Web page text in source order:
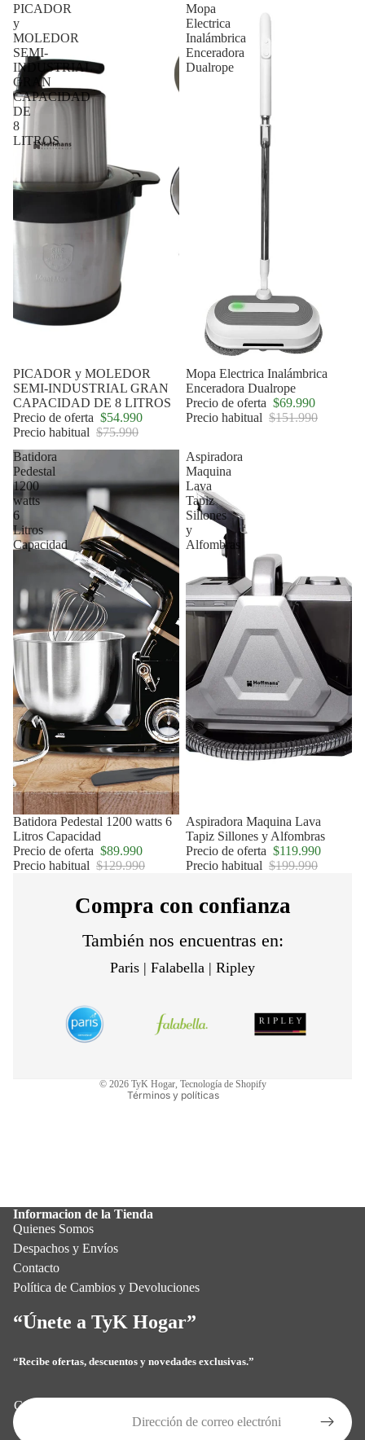
PICADOR
y
MOLEDOR
SEMI-
INDUSTRIAL
GRAN
CAPACIDAD
DE
8
LITROS
Oferta
PICADOR y MOLEDOR
SEMI-INDUSTRIAL GRAN
CAPACIDAD DE 8 LITROS
Precio de oferta $54.990
Precio habitual $75.990
Mopa
Electrica
Inalámbrica
Enceradora
Dualrope
Oferta
Mopa Electrica Inalámbrica
Enceradora Dualrope
Precio de oferta $69.990
Precio habitual $151.990
Batidora
Pedestal
1200
watts
6
Litros
Capacidad
Oferta
Batidora Pedestal 1200 watts 6
Litros Capacidad
Precio de oferta $89.990
Precio habitual $129.990
Aspiradora
Maquina
Lava
Tapiz
Sillones
y
Alfombras
Oferta
Aspiradora Maquina Lava
Tapiz Sillones y Alfombras
Precio de oferta $119.990
Precio habitual $199.990
Compra con confianza
También nos encuentras en:
Paris | Falabella | Ripley
© 2026 TyK Hogar, Tecnología de Shopify
Términos y políticas
Política de reembolso
Términos del servicio
Informacion de la Tienda
Quienes Somos
Despachos y Envíos
Contacto
Política de Cambios y Devoluciones
“Únete a TyK Hogar”
“Recibe ofertas, descuentos y novedades exclusivas.”
Correo electrónico
Política de privacidad